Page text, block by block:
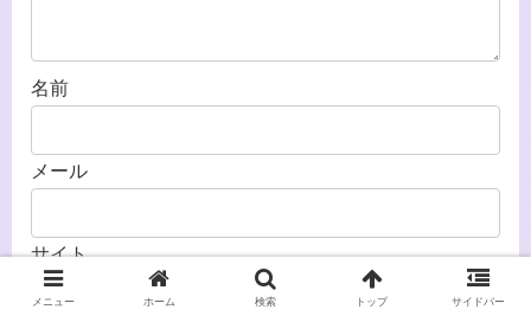
名前
メール
サイト
メニュー ホーム 検索 トップ サイドバー